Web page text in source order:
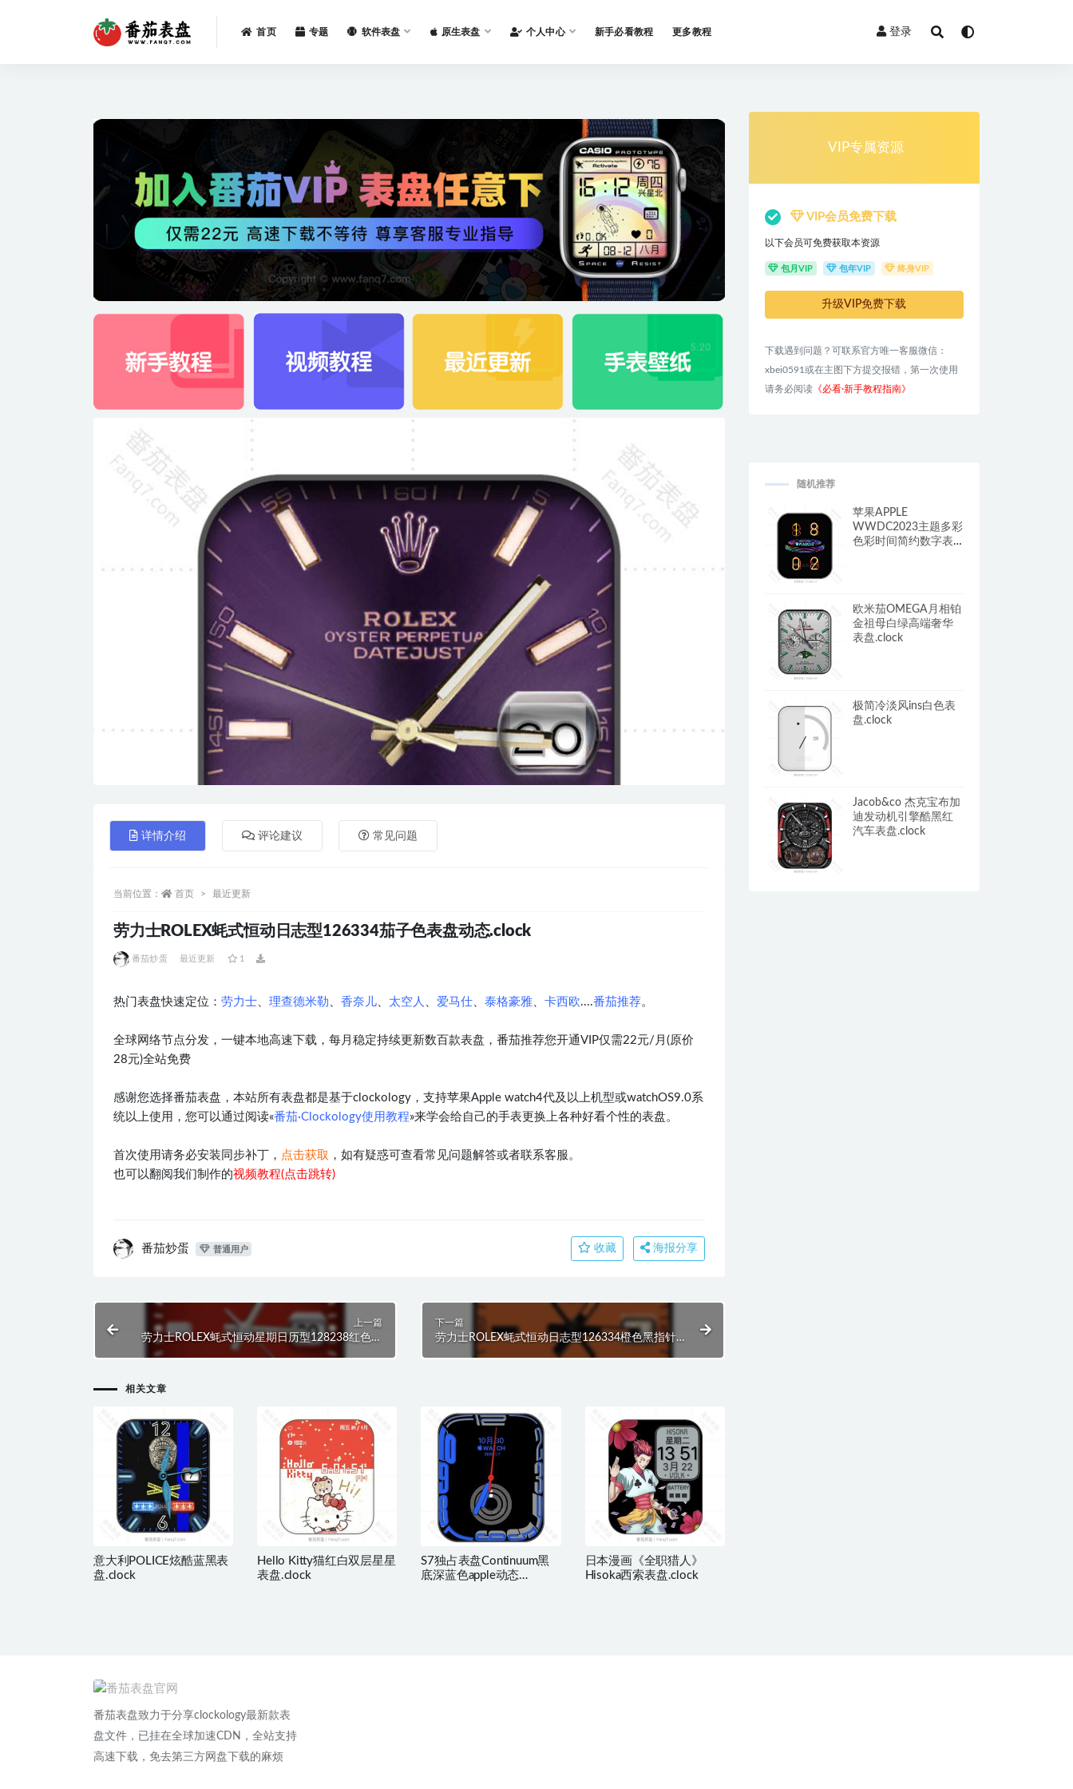
首页 专题 软件表盘 原生表盘 个人中心 新手必看教程 更多教程 登录
详情介绍 评论建议 常见问题
当前位置： 首页 最近更新
劳力士ROLEX蚝式恒动日志型126334茄子色表盘动态.clock
番茄炒蛋 最近更新 1
热门表盘快速定位： 劳力士、 理查德米勒 、 香奈儿、 太空人 、 爱马仕、 泰格豪雅、 卡西欧....番茄推荐。
全球网络节点分发，一键本地高速下载，每月稳定持续更新数百款表盘，番茄推荐您开通VIP仅需22元/月(原价
28元)全站免费
感谢您选择番茄表盘，本站所有表盘都是基于clockology，支持苹果Apple watch4代及以上机型或watchOS9.0系
统以上使用，您可以通过阅读«番茄·Clockology使用教程»来学会给自己的手表更换上各种好看个性的表盘。
首次使用请务必安装同步补丁， 点击获取 ，如有疑惑可查看常见问题解答或者联系客服。
也可以翻阅我们制作的视频教程(点击跳转)
番茄炒蛋 普通用户 收藏 海报分享
上一篇
劳力士ROLEX蚝式恒动星期日历型128238红色钻
石表盘.clock
下一篇
劳力士ROLEX蚝式恒动日志型126334橙色黑指针
表盘.clock
相关文章
意大利POLICE炫酷蓝黑表
盘.clock
Hello Kitty猫红白双层星星
表盘.clock
S7独占表盘Continuum黑
底深蓝色apple动态
日本漫画《全职猎人》
Hisoka西索表盘.clock
VIP专属资源
VIP会员免费下载
以下会员可免费获取本资源
包月VIP 包年VIP 终身VIP
升级VIP免费下载
下载遇到问题？可联系官方唯一客服微信：
xbei0591或在主图下方提交报错，第一次使用
请务必阅读《必看·新手教程指南》
随机推荐
苹果APPLE
WWDC2023主题多彩
色彩时间简约数字表
欧米茄OMEGA月相铂
金祖母白绿高端奢华
表盘.clock
极简冷淡风ins白色表
盘.clock
Jacob&co 杰克宝布加
迪发动机引擎酷黑红
汽车表盘.clock
番茄表盘致力于分享clockology最新款表
盘文件，已挂在全球加速CDN，全站支持
高速下载，免去第三方网盘下载的麻烦